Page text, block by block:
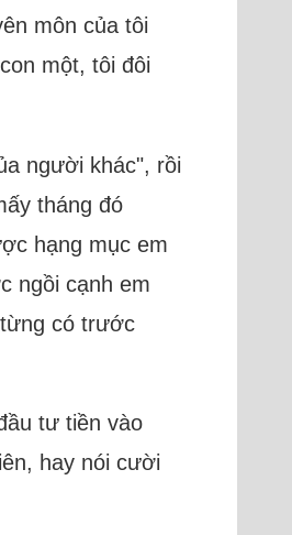
môn của tôi
một, tôi đôi
người khác", rồi
tháng đó
hạng mục em
ngồi cạnh em
có trước
tư tiền vào
hay nói cười